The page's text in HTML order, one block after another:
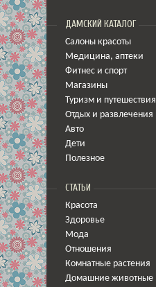
ДАМСКИЙ КАТАЛОГ
Салоны красоты
Медицина, аптеки
Фитнес и спорт
Магазины
Туризм и путешествия
Отдых и развлечения
Авто
Дети
Полезное
СТАТЬИ
Красота
Здоровье
Мода
Отношения
Комнатные растения
Домашние животные